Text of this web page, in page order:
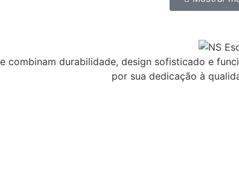
combinam durabilidade, design sofisticado e
por sua dedicação à